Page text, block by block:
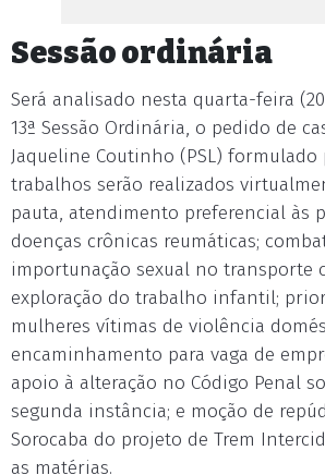
Sessão ordinária
Será analisado nesta quarta-feira
13ª Sessão Ordinária, o pedido de
Jaqueline Coutinho (PSL)
trabalhos serão realizados
pauta, atendimento preferencial às
doenças crônicas reumáticas;
importunação sexual no transporte
exploração do trabalho infantil;
mulheres vítimas de violência
encaminhamento para vaga de
apoio à alteração no Código Penal
segunda instância; e moção de
Sorocaba do projeto de Trem
as matérias.